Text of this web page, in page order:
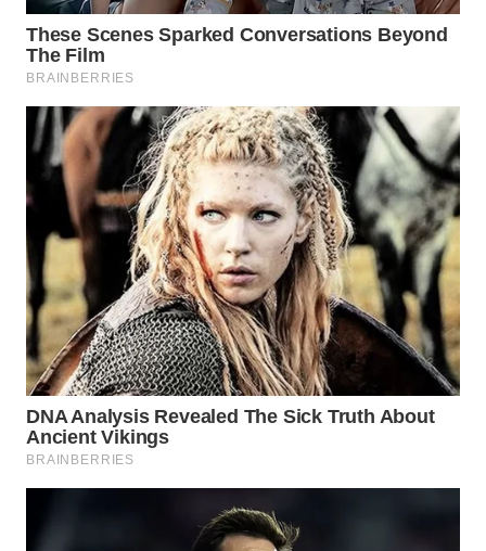
WN
INDRAMAYU
WN
KUNINGAN
WN
MAJALENGKA
WN
SUBANG
WN
SUKABUMI
WN
PURWAKARTA